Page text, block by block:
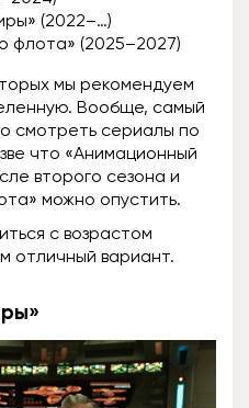
(2022–…)
флота» (2025–2027)
мы рекомендуем
Вообще, самый
смотреть сериалы по
что «Анимационный
второго сезона и
можно опустить.
с возрастом
отличный вариант.